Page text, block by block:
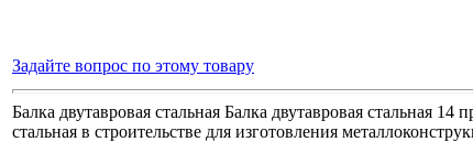
Задайте вопрос по этому товару
Балка двутавровая стальная Балка двутавровая стальная
стальная в строительстве для изготовления